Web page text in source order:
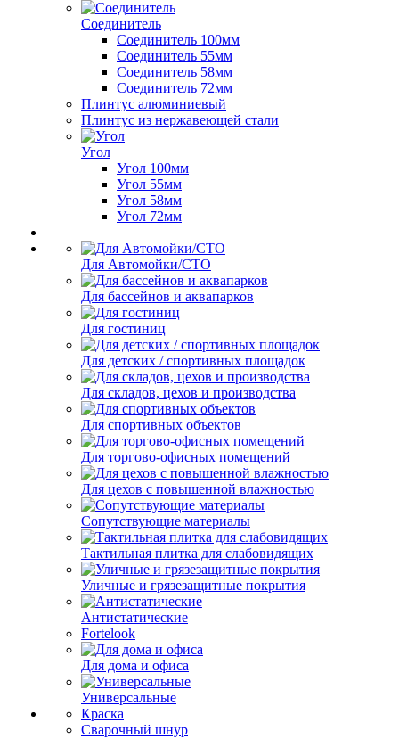
Соединитель
Соединитель 100мм
Соединитель 55мм
Соединитель 58мм
Соединитель 72мм
Плинтус алюминиевый
Плинтус из нержавеющей стали
Угол
Угол 100мм
Угол 55мм
Угол 58мм
Угол 72мм
Для Автомойки/СТО
Для бассейнов и аквапарков
Для гостиниц
Для детских / спортивных площадок
Для складов, цехов и производства
Для спортивных объектов
Для торгово-офисных помещений
Для цехов с повышенной влажностью
Сопутствующие материалы
Тактильная плитка для слабовидящих
Уличные и грязезащитные покрытия
Антистатические
Fortelook
Для дома и офиса
Универсальные
Краска
Сварочный шнур